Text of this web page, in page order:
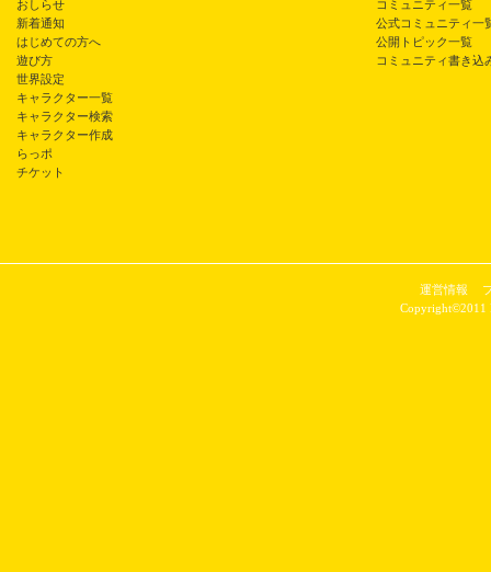
おしらせ
新着通知
はじめての方へ
遊び方
世界設定
キャラクター一覧
キャラクター検索
キャラクター作成
らっポ
チケット
コミュニティ一覧
公式コミュニティ一
公開トピック一覧
コミュニティ書き込
運営情報
Copyright©2011